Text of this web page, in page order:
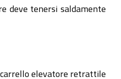
deve tenersi saldamente
carrello elevatore retrattile